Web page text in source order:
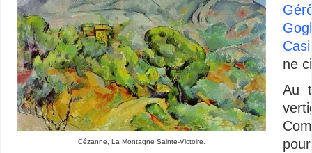
Cézanne, La Montagne Sainte-Victoire.
ne
Au